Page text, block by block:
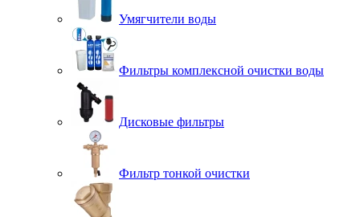
Умягчители воды
Фильтры комплексной очистки воды
Дисковые фильтры
Фильтр тонкой очистки